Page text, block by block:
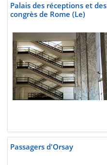
Palais des réceptions et des
congrès de Rome (Le)
Passagers d'Orsay